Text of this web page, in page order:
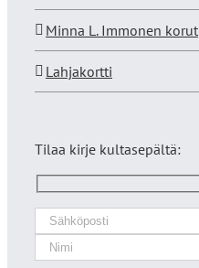
Minna L. Immonen korut
Lahjakortti
Tilaa kirje kultasepältä: